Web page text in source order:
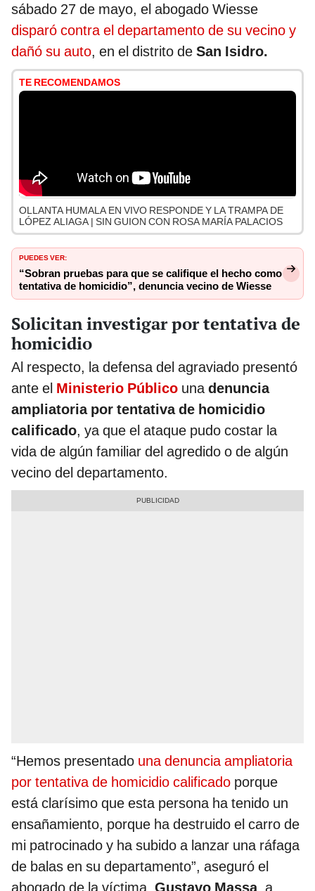
sábado 27 de mayo, el abogado Wiesse
disparó contra el departamento de su vecino y
dañó su auto, en el distrito de San Isidro.
TE RECOMENDAMOS
OLLANTA HUMALA EN VIVO RESPONDE Y LA TRAMPA DE
LÓPEZ ALIAGA | SIN GUION CON ROSA MARÍA PALACIOS
PUEDES VER:
“Sobran pruebas para que se califique el hecho como
tentativa de homicidio”, denuncia vecino de Wiesse
Solicitan investigar por tentativa de
homicidio
Al respecto, la defensa del agraviado presentó
ante el Ministerio Público unadenuncia
ampliatoria por tentativa de homicidio
calificado, ya que el ataque pudo costar la
vida de algún familiar del agredido o de algún
vecino del departamento.
“Hemos presentado una denuncia ampliatoria
por tentativa de homicidio calificado porque
está clarísimo que esta persona ha tenido un
ensañamiento, porque ha destruido el carro de
mi patrocinado y ha subido a lanzar una ráfaga
de balas en su departamento”, aseguró el
abogado de la víctima, Gustavo Massa , a